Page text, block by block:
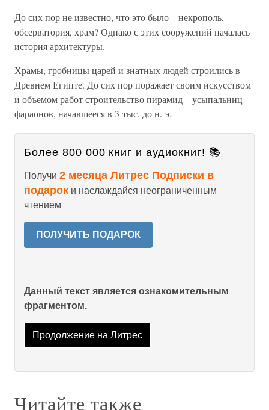
До сих пор не известно, что это было – некрополь,
обсерватория, храм? Однако с этих сооружений началась
история архитектуры.
Храмы, гробницы царей и знатных людей строились в
Древнем Египте. До сих пор поражает своим искусством
и объемом работ строительство пирамид – усыпальниц
фараонов, начавшееся в 3 тыс. до н. э.
Более 800 000 книг и аудиокниг! 📚
Получи 2 месяца Литрес Подписки в
подарок и наслаждайся неограниченным
чтением
ПОЛУЧИТЬ ПОДАРОК
Данный текст является ознакомительным
фрагментом.
Продолжение на Литрес
Читайте также